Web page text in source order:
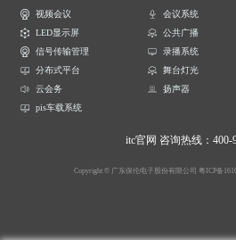
视频会议 会议系统
LED显示屏
公共广播
信号传输管理
录播系统
分布式平台
舞台灯光
云会务
扬声器
pis车载系统
itc官网 咨询热线：400-
Copyright © 广东保伦电子股份有限公司 粤ICP备